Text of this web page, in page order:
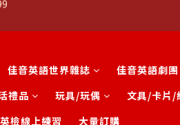
佳音英語世界雜誌 佳音英語劇團
禮品 玩具/玩偶 文具/卡片/
檢線上練習 大量訂購